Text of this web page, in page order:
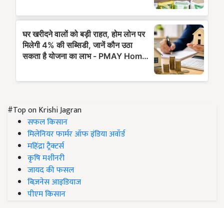
#Top on Krishi Jagran
सफल किसान
मिलेनियर फार्मर ऑफ इंडिया अवॉर्ड
महिंद्रा ट्रैक्टर्स
कृषि मशीनरी
जायद की फसल
बिज़नेस आइडियाज
पीएम किसान